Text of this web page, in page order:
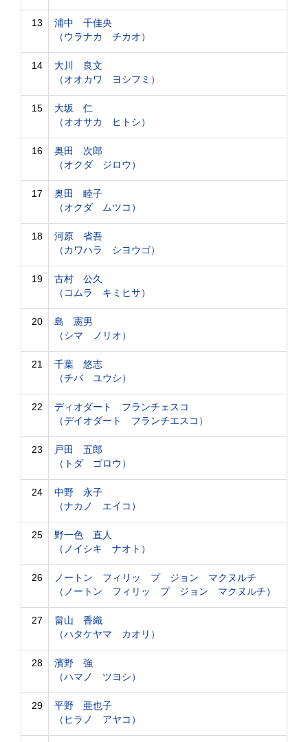
13
浦中 千佳央
（ウラナカ チカオ）
14
大川 良文
（オオカワ ヨシフミ）
15
大坂 仁
（オオサカ ヒトシ）
16
奥田 次郎
（オクダ ジロウ）
17
奥田 睦子
（オクダ ムツコ）
18
河原 省吾
（カワハラ シヨウゴ）
19
古村 公久
（コムラ キミヒサ）
20
島 憲男
（シマ ノリオ）
21
千葉 悠志
（チバ ユウシ）
22
ディオダート フランチェスコ
（デイオダート フランチエスコ）
23
戸田 五郎
（トダ ゴロウ）
24
中野 永子
（ナカノ エイコ）
25
野一色 直人
（ノイシキ ナオト）
26
ノートン フィリッ プ ジョン マクヌルチ
（ノートン フィリッ プ ジョン マクヌルチ）
27
畠山 香織
（ハタケヤマ カオリ）
28
濱野 強
（ハマノ ツヨシ）
29
平野 亜也子
（ヒラノ アヤコ）